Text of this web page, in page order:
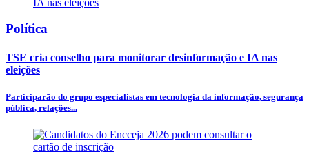
Política
TSE cria conselho para monitorar desinformação e IA nas
eleições
Participarão do grupo especialistas em tecnologia da informação, segurança
pública, relações...